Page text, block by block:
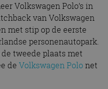
Volkswagen Polo’s in
van Volkswagen
met stip op de eerste
personenautopark.
tweede plaats met
de Volkswagen Polonet